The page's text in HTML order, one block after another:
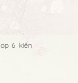
6 kiến